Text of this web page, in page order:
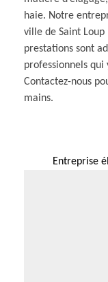
haie. Notre
ville de Saint Loup
prestations sont
professionnels qui
Contactez-nous
mains.
Entreprise